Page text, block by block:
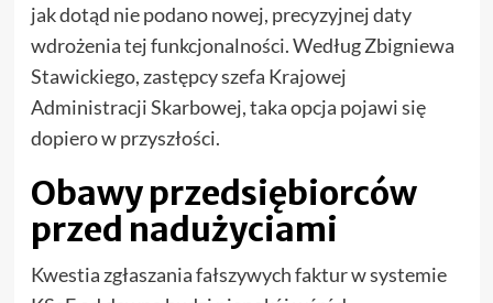
jak dotąd nie podano nowej, precyzyjnej daty
wdrożenia tej funkcjonalności. Według Zbigniewa
Stawickiego, zastępcy szefa Krajowej
Administracji Skarbowej, taka opcja pojawi się
dopiero w przyszłości.
Obawy przedsiębiorców
przed nadużyciami
Kwestia zgłaszania fałszywych faktur w systemie